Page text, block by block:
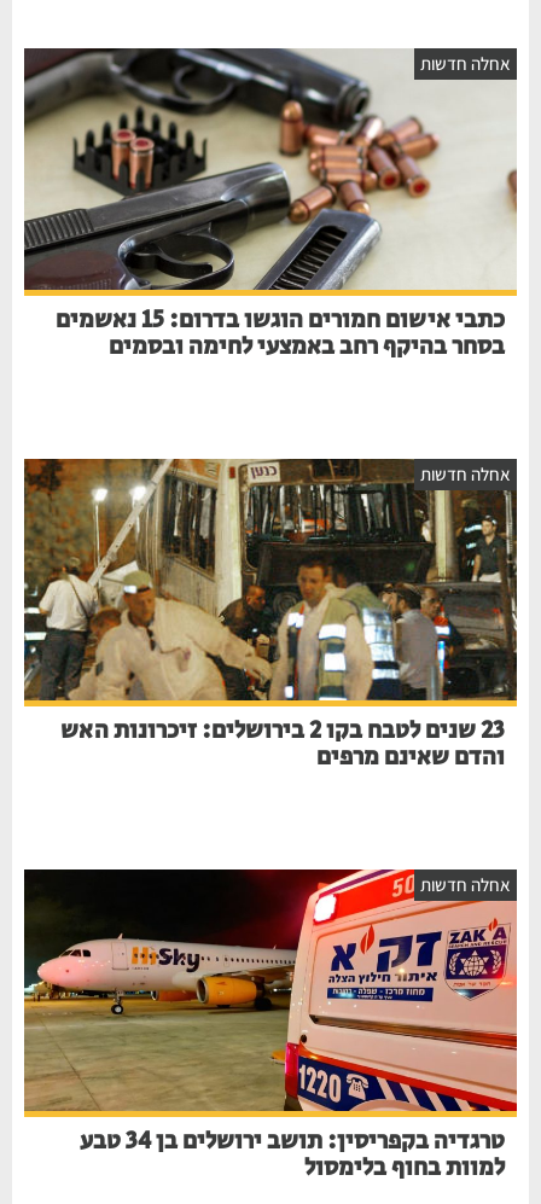
אחלה חדשות
כתבי אישום חמורים הוגשו בדרום: 15 נאשמים
בסחר בהיקף רחב באמצעי לחימה ובסמים
אחלה חדשות
23 שנים לטבח בקו 2 בירושלים: זיכרונות האש
והדם שאינם מרפים
אחלה חדשות
טרגדיה בקפריסין: תושב ירושלים בן 34 טבע
למוות בחוף בלימסול